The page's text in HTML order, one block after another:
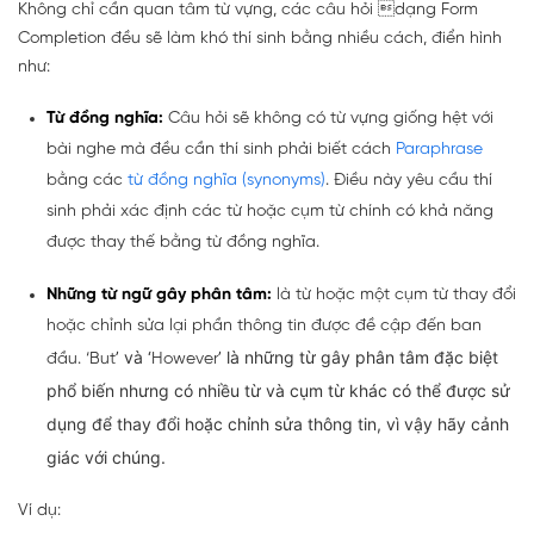
Không chỉ cần quan tâm từ vựng, các câu hỏi dạng Form
Completion đều sẽ làm khó thí sinh bằng nhiều cách, điển hình
như:
Từ đồng nghĩa: Câu hỏi sẽ không có từ vựng giống hệt với
bài nghe mà đều cần thí sinh phải biết cách Paraphrase
bằng các từ đồng nghĩa (synonyms). Điều này yêu cầu thí
sinh phải xác định các từ hoặc cụm từ chính có khả năng
được thay thế bằng từ đồng nghĩa.
Những từ ngữ gây phân tâm: là từ hoặc một cụm từ thay đổi
hoặc chỉnh sửa lại phần thông tin được đề cập đến ban
đầu. ‘But’ và ‘However’ là những từ gây phân tâm đặc biệt
phổ biến nhưng có nhiều từ và cụm từ khác có thể được sử
dụng để thay đổi hoặc chỉnh sửa thông tin, vì vậy hãy cảnh
giác với chúng.
Ví dụ: